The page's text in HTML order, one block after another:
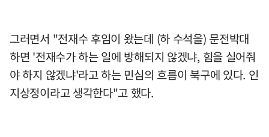
그러면서 "전재수 후임이 왔는데 (하 수석을) 문전박대
하면 '전재수가 하는 일에 방해되지 않겠냐, 힘을 실어줘
야 하지 않겠냐'라고 하는 민심의 흐름이 북구에 있다. 인
지상정이라고 생각한다"고 했다.